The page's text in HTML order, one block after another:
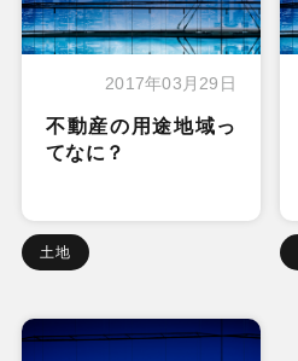
2017年03月29日
不動産の用途地域っ
てなに？
土地